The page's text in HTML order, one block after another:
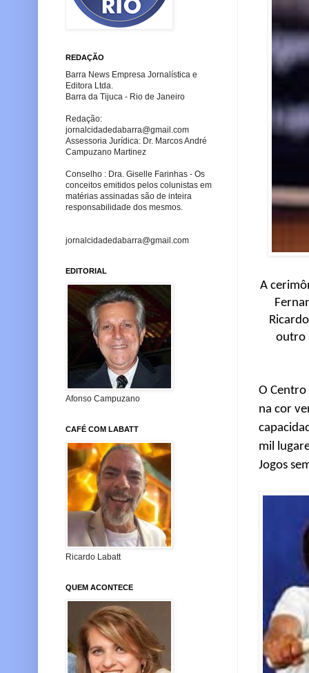
A
outro
O Centro
na cor
mil
Jogos
REDAÇÃO
Barra News Empresa Jornalística e
Editora Ltda.
Barra da Tijuca - Rio de Janeiro
Redação:
jornalcidadedabarra@gmail.com
Assessoria Jurídica: Dr. Marcos André
Campuzano Martinez
Conselho : Dra. Giselle Farinhas - Os
conceitos emitidos pelos colunistas em
matérias assinadas são de inteira
responsabilidade dos mesmos.
jornalcidadedabarra@gmail.com
EDITORIAL
Afonso Campuzano
CAFÉ COM LABATT
Ricardo Labatt
QUEM ACONTECE